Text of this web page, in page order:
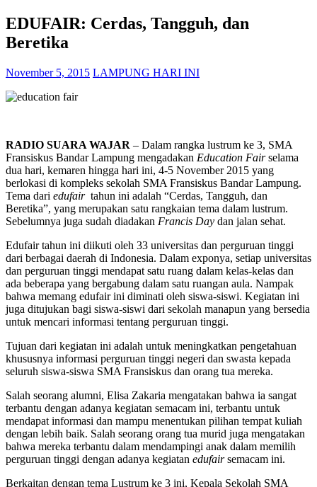
EDUFAIR: Cerdas, Tangguh, dan
Beretika
November 5, 2015 LAMPUNG HARI INI
RADIO SUARA WAJAR – Dalam rangka lustrum ke 3, SMA
Fransiskus Bandar Lampung mengadakan Education Fairselama
dua hari, kemaren hingga hari ini, 4-5 November 2015 yang
berlokasi di kompleks sekolah SMA Fransiskus Bandar Lampung.
Tema dari edufair tahun ini adalah “Cerdas, Tangguh, dan
Beretika”, yang merupakan satu rangkaian tema dalam lustrum.
Sebelumnya juga sudah diadakan Francis Day dan jalan sehat.
Edufair tahun ini diikuti oleh 33 universitas dan perguruan tinggi
dari berbagai daerah di Indonesia. Dalam exponya, setiap universitas
dan perguruan tinggi mendapat satu ruang dalam kelas-kelas dan
ada beberapa yang bergabung dalam satu ruangan aula. Nampak
bahwa memang edufair ini diminati oleh siswa-siswi. Kegiatan ini
juga ditujukan bagi siswa-siswi dari sekolah manapun yang bersedia
untuk mencari informasi tentang perguruan tinggi.
Tujuan dari kegiatan ini adalah untuk meningkatkan pengetahuan
khususnya informasi perguruan tinggi negeri dan swasta kepada
seluruh siswa-siswa SMA Fransiskus dan orang tua mereka.
Salah seorang alumni, Elisa Zakaria mengatakan bahwa ia sangat
terbantu dengan adanya kegiatan semacam ini, terbantu untuk
mendapat informasi dan mampu menentukan pilihan tempat kuliah
dengan lebih baik. Salah seorang orang tua murid juga mengatakan
bahwa mereka terbantu dalam mendampingi anak dalam memilih
perguruan tinggi dengan adanya kegiatan edufairsemacam ini.
Berkaitan dengan tema Lustrum ke 3 ini, Kepala Sekolah SMA